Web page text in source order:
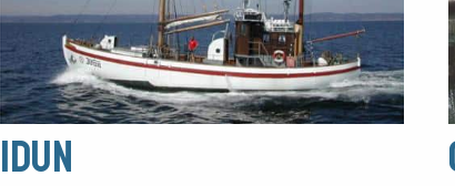
Idun